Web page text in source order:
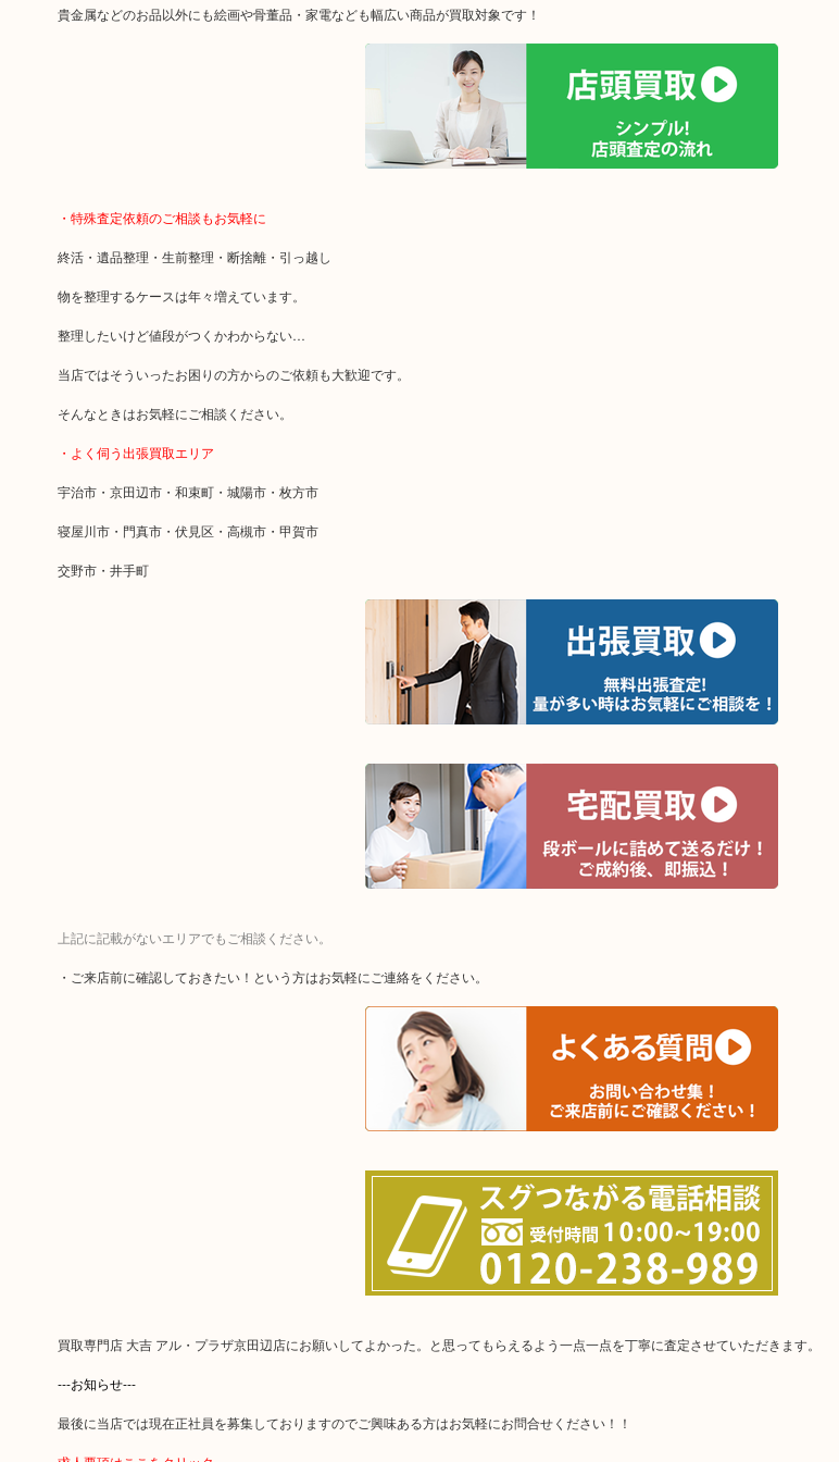
貴金属などのお品以外にも絵画や骨董品・家電なども幅広い商品が買取対象です！
・特殊査定依頼のご相談もお気軽に
終活・遺品整理・生前整理・断捨離・引っ越し
物を整理するケースは年々増えています。
整理したいけど値段がつくかわからない…
当店ではそういったお困りの方からのご依頼も大歓迎です。
そんなときはお気軽にご相談ください。
・よく伺う出張買取エリア
宇治市・京田辺市・和束町・城陽市・枚方市
寝屋川市・門真市・伏見区・高槻市・甲賀市
交野市・井手町
上記に記載がないエリアでもご相談ください。
・ご来店前に確認しておきたい！という方はお気軽にご連絡をください。
買取専門店 大吉 アル・プラザ京田辺店にお願いしてよかった。と思ってもらえるよう一点一点を丁寧に査定させていただきます。
---お知らせ---
最後に当店では現在正社員を募集しておりますのでご興味ある方はお気軽にお問合せください！！